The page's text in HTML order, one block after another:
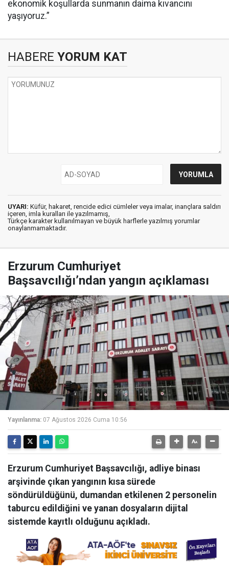
ekonomik koşullarda sunmanın daima kıvancını
yaşıyoruz.”
HABERE YORUM KAT
UYARI: Küfür, hakaret, rencide edici cümleler veya imalar, inançlara saldırı
içeren, imla kuralları ile yazılmamış,
Türkçe karakter kullanılmayan ve büyük harflerle yazılmış yorumlar
onaylanmamaktadır.
Erzurum Cumhuriyet
Başsavcılığı’ndan yangın açıklaması
Yayınlanma: 07 Ağustos 2026 Cuma 10:56
Erzurum Cumhuriyet Başsavcılığı, adliye binası
arşivinde çıkan yangının kısa sürede
söndürüldüğünü, dumandan etkilenen 2 personelin
taburcu edildiğini ve yanan dosyaların dijital
sistemde kayıtlı olduğunu açıkladı.